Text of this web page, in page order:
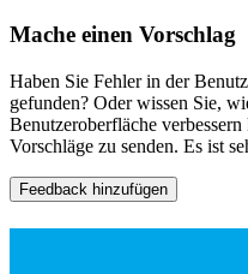
Mache einen Vorschlag
Haben Sie Fehler in der
gefunden? Oder wissen Sie,
Benutzeroberfläche
Vorschläge zu senden. Es ist
Feedback hinzufügen